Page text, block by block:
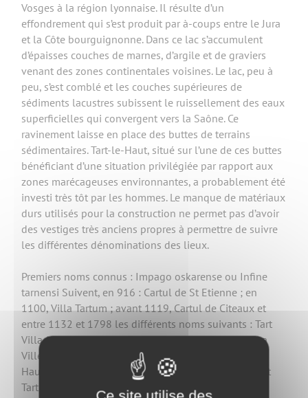
Vosges à la région lyonnaise. Il résulte d’un
effondrement qui s’est produit par à-coups entre le Jura
et la Côte bourguignonne. Dans ce lac s’accumulent
d’épaisses couches de marnes, d’argile et de graviers
venant des zones continentales voisines. Le lac, peu à
peu, s’est comblé et les couches supérieures de
sédiments lacustres subissent le ruissellement des eaux
superficielles qui convergent vers la Saône. Ce
ravinement laisse en place des buttes de terrains
sédimentaires. Tart-le-Haut, situé sur l’une de ces buttes
bénéficiant d’une situation privilégiée par rapport aux
zones marécageuses environnantes, a probablement été
investi très tôt par les hommes. Le manque de matériaux
durs utilisés pour la construction ne permet pas d’avoir
des vestiges très anciens propres à permettre de suivre
les différentes dénominations des lieux.
Premiers noms connus : Impago oskarense ou Infine
tarnensi Suivent, en 916 : Cartul de St Etienne ; en
1100, Villa Tartum ; avant 1119, Cartul de Citeaux et
entre 1132 et 1798 les différents noms suivants : Tart
Villa (1132), Thar (12701), Thar Villa (1287), Thart La
Ville (1298), Tar (1312), Tart La Ville (1324, Thard le
Hault dit Thard La Ville (1710), Tart le Hault (1714) et
Tart Le Haut (1789). Le mot "Tart" dérive du mot tertre